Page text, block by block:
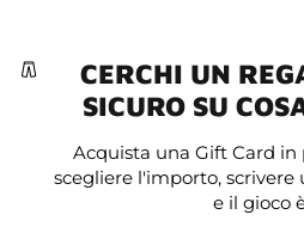
CERCHI UN
SICURO SU
Acquista una Gift Card in
scegliere l'importo, scrivere
e il gioco